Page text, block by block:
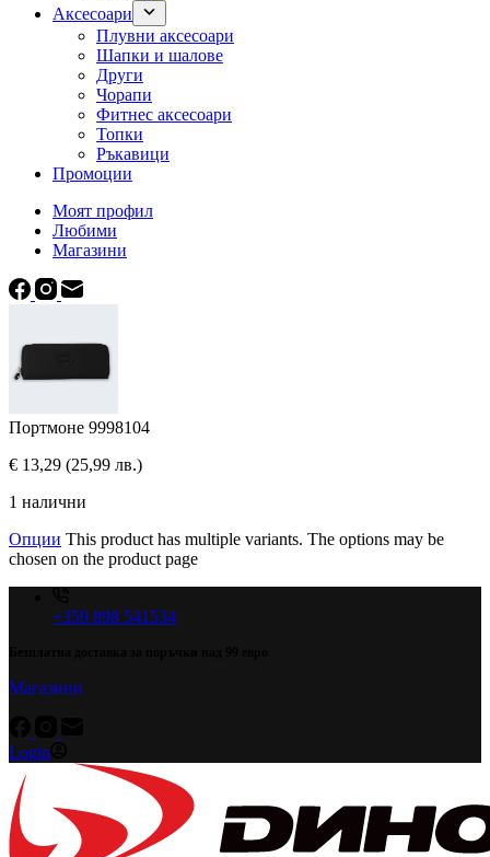
Аксесоари
Плувни аксесоари
Шапки и шалове
Други
Чорапи
Фитнес аксесоари
Топки
Ръкавици
Промоции
Моят профил
Любими
Магазини
Портмоне 9998104
€ 13,29 (25,99 лв.)
1 налични
Опции This product has multiple variants. The options may be
chosen on the product page
+359 898 541534
Магазини
Login